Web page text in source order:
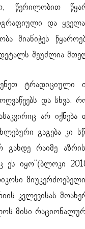
წერილობით
და ყველა
მიანიჭეს
შეუძლია
ტრადიციული
და სხვა.
არ
გაგება კი
გახდე რაიმე
იყო“(ბლოკი
კვლევისას
მისი